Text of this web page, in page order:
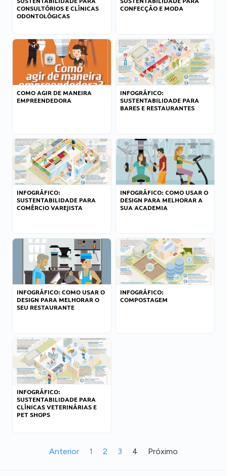
CONSULTÓRIOS E CLÍNICAS
ODONTOLÓGICAS
CONFECÇÃO E MODA
COMO AGIR DE MANEIRA
EMPREENDEDORA
INFOGRÁFICO:
SUSTENTABILIDADE PARA
BARES E RESTAURANTES
INFOGRÁFICO:
SUSTENTABILIDADE PARA
COMÉRCIO VAREJISTA
INFOGRÁFICO: COMO USAR O
DESIGN PARA MELHORAR A
SUA ACADEMIA
INFOGRÁFICO: COMO USAR O
DESIGN PARA MELHORAR O
SEU RESTAURANTE
INFOGRÁFICO:
COMPOSTAGEM
INFOGRÁFICO:
SUSTENTABILIDADE PARA
CLÍNICAS VETERINÁRIAS E
PET SHOPS
Anterior 1 2 3 4 Próximo